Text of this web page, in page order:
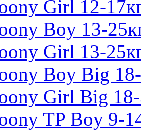
Girl 12-
Boy 13-
Girl 13-
Boy Big
Girl Big 18-
TP Boy 9-